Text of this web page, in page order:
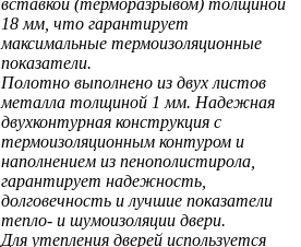
вставкой (терморазрывом) толщиной
18 мм, что гарантирует
максимальные термоизоляционные
показатели.
Полотно выполнено из двух листов
металла толщиной 1 мм. Надежная
двухконтурная конструкция с
термоизоляционным контуром и
наполнением из пенополистирола,
гарантирует надежность,
долговечность и лучшие показатели
тепло- и шумоизоляции двери.
Для утепления дверей используется